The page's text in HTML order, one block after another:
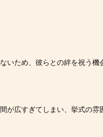
いため、彼らとの絆を祝う機
が広すぎてしまい、挙式の雰